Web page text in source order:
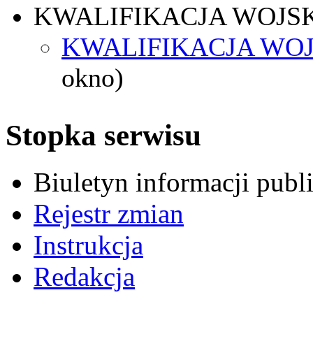
KWALIFIKACJA
KWALIFIKACJA
okno)
Stopka serwisu
Biuletyn informacji
Rejestr zmian
Instrukcja
Redakcja